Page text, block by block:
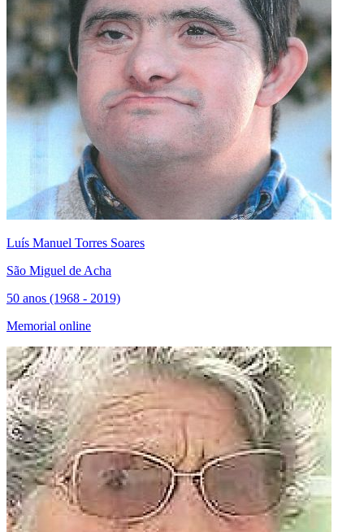
Luís Manuel Torres Soares
São Miguel de Acha
50 anos (1968 - 2019)
Memorial online